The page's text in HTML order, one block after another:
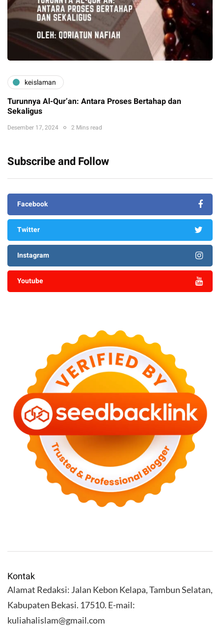
keislaman
Turunnya Al-Qur’an: Antara Proses Bertahap dan
Sekaligus
Desember 17, 2024 2 Mins read
Subscribe and Follow
Facebook
Twitter
Instagram
Youtube
Kontak
Alamat Redaksi: Jalan Kebon Kelapa, Tambun Selatan,
Kabupaten Bekasi. 17510. E-mail:
kuliahalislam@gmail.com